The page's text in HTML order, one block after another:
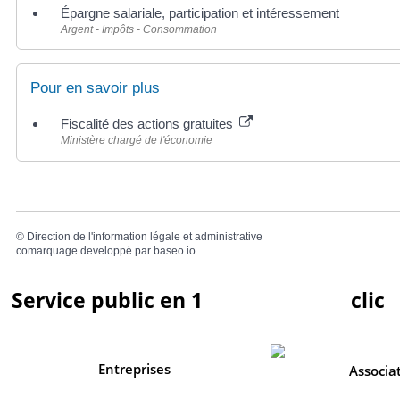
Épargne salariale, participation et intéressement
Argent - Impôts - Consommation
Pour en savoir plus
Fiscalité des actions gratuites
Ministère chargé de l'économie
© Direction de l'information légale et administrative
comarquage developpé par baseo.io
Service public en 1 clic
Entreprises